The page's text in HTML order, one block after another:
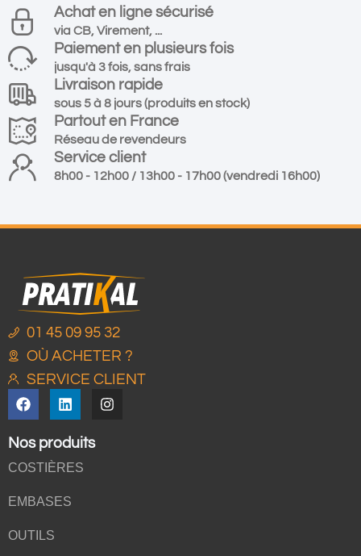
Achat en ligne sécurisé
via CB, Virement, ...
Paiement en plusieurs fois
jusqu'à 3 fois, sans frais
Livraison rapide
sous 5 à 8 jours (produits en stock)
Partout en France
Réseau de revendeurs
Service client
8h00 - 12h00 / 13h00 - 17h00 (vendredi 16h00)
01 45 09 95 32
OÙ ACHETER ?
SERVICE CLIENT
Nos produits
COSTIÈRES
EMBASES
OUTILS